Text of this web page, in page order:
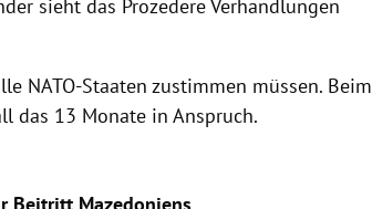
sieht das Prozedere Verhandlungen
NATO-Staaten zustimmen müssen. Beim
das 13 Monate in Anspruch.
Beitritt Mazedoniens